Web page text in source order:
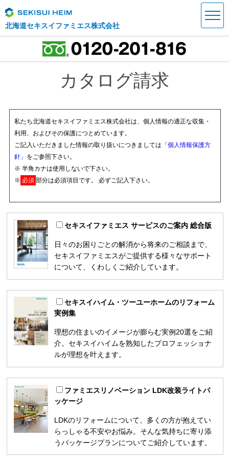
北海道セキスイファミエス株式会社
カタログ請求
私たち北海道セキスイファミエス株式会社は、個人情報の適正な収集・
利用、およびその保護につとめています。
ご記入いただきました情報の取り扱いにつきましては 「個人情報保護方
針」 をご参照下さい。
※ 半角カナは使用しないで下さい。
※ 必須 部分は必須項目です。 必ずご記入下さい。
セキスイファミエス サービスのご案内 総合版
日々のお困りごとの解消から将来のご相談まで、
セキスイファミエスがご提供する様々なサポート
について、くわしくご紹介しています。
セキスイハイム・ツーユーホームのリフォーム
実例集
理想の住まいのイメージが膨らむ実例20選をご紹
介。セキスイハイムを熟知したプロフェッショナ
ルが理想を叶えます。
ファミエスリノベーション LDK改装ライトパ
ッケージ
LDKのリフォームについて、多くの方が抱えてい
らっしゃる不安やお悩み。そんな気持ちに寄り添
うパッケージプランについてご紹介しています。